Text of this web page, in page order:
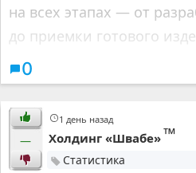
на всех этапах — от
до приемки готового
0
1 день назад
— Холдинг «Швабе»™
Статистика